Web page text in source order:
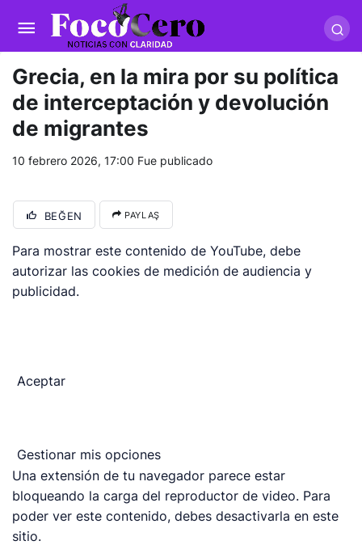
trwin giriş
masterbetting-palacebet1.com-
tlcasino giriş-betandyou-vbett34.com betovis34.net-
skyloftsbet
Grecia, en la mira por su política
de interceptación y devolución
de migrantes
10 febrero 2026, 17:00 Fue publicado
BEĞEN PAYLAŞ
Para mostrar este contenido de YouTube, debe
autorizar las cookies de medición de audiencia y
publicidad.
Aceptar
Gestionar mis opciones
Una extensión de tu navegador parece estar
bloqueando la carga del reproductor de video. Para
poder ver este contenido, debes desactivarla en este
sitio.